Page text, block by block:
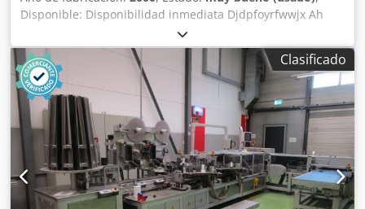
Disponible: Disponibilidad inmediata Djdpfoyrfwwjx Ah
Clasificado